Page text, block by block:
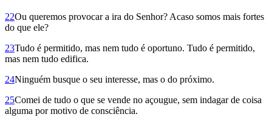
22Ou queremos provocar a ira do Senhor? Acaso somos mais fortes
do que ele?
23Tudo é permitido, mas nem tudo é oportuno. Tudo é permitido,
mas nem tudo edifica.
24Ninguém busque o seu interesse, mas o do próximo.
25Comei de tudo o que se vende no açougue, sem indagar de coisa
alguma por motivo de consciência.